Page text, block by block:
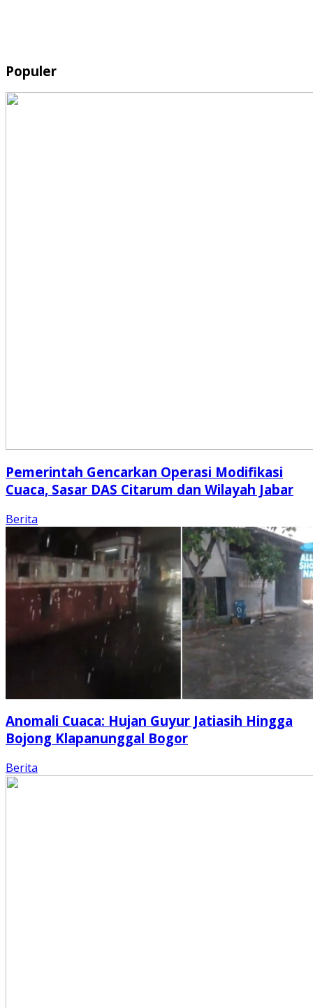
Populer
Pemerintah Gencarkan Operasi Modifikasi
Cuaca, Sasar DAS Citarum dan Wilayah Jabar
Berita
Anomali Cuaca: Hujan Guyur Jatiasih Hingga
Bojong Klapanunggal Bogor
Berita